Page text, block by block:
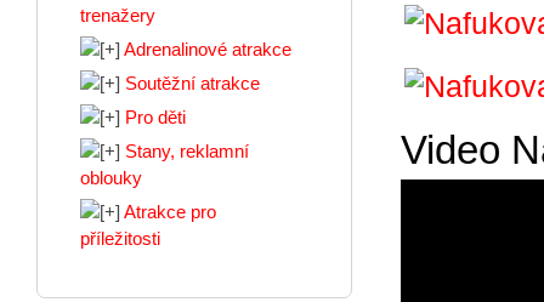
Video
trenažery
Adrenalinové atrakce
Soutěžní atrakce
Pro děti
Stany, reklamní
oblouky
Atrakce pro
příležitosti